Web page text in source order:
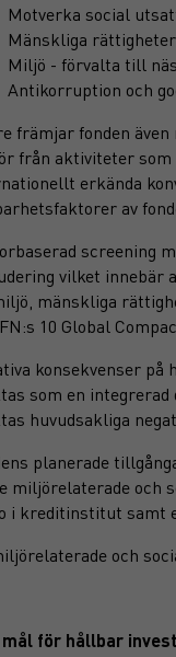
Motverka social
Mänskliga
Miljö - förvalta till
Antikorruption och
främjar fonden
från aktiviteter som
erkända
av
screening
vilket innebär
mänskliga
10 Global
konsekvenser
som en
huvudsakliga
planerade
miljörelaterade och
i kreditinstitut samt
och
mål för hållbar